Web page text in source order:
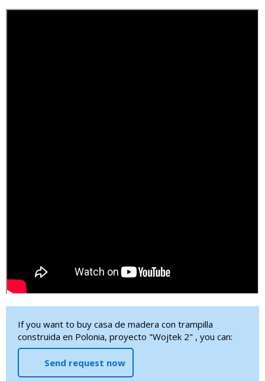
If you want to buy casa de madera con trampilla
construida en Polonia, proyecto "Wojtek 2" , you can:
Send request now